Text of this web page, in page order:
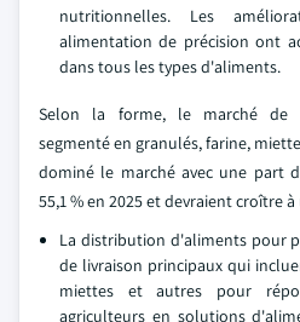
nutritionnelles. Les
alimentation de précision ont
dans tous les types d'aliments.
Selon la forme, le marché de
segmenté en granulés, farine,
dominé le marché avec une part
55,1 % en 2025 et devraient croître à
La distribution d'aliments pour
de livraison principaux qui
miettes et autres pour
agriculteurs en solutions